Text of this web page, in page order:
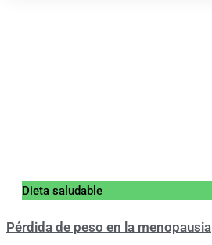
Dieta saludable
Pérdida de peso en la menopausia